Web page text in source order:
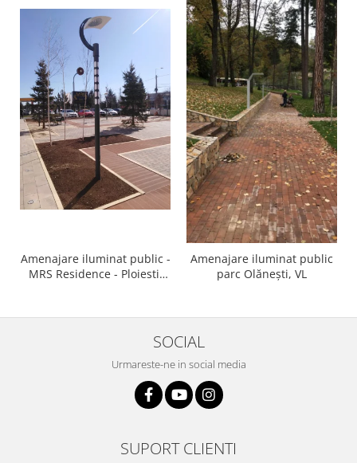
Amenajare iluminat public -
MRS Residence - Ploiesti,
Amenajare iluminat public
parc Olănești, VL
SOCIAL
Urmareste-ne in social media
SUPORT CLIENTI